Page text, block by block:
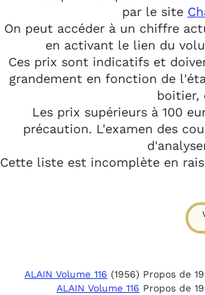
par le site
On peut accéder à un chiffre
en activant le lien du
Ces prix sont indicatifs et
grandement en fonction de
boitier,
Les prix supérieurs à 100
précaution. L'examen des
Cette liste est incomplète en
ALAIN Volume 116 (1956) Propos de
ALAIN Volume 116 Propos de